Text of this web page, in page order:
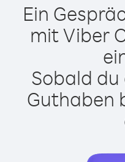
Ein
mit Viber
Sobald
Guthaben